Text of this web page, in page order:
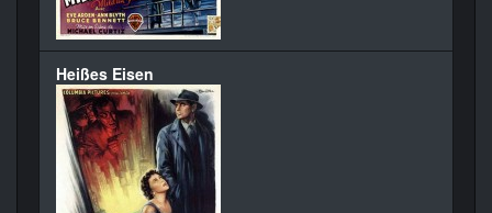
Heißes Eisen